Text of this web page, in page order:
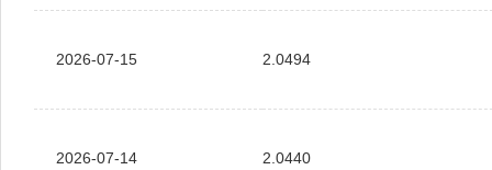
2026-07-15 2.0494
2026-07-14 2.0440